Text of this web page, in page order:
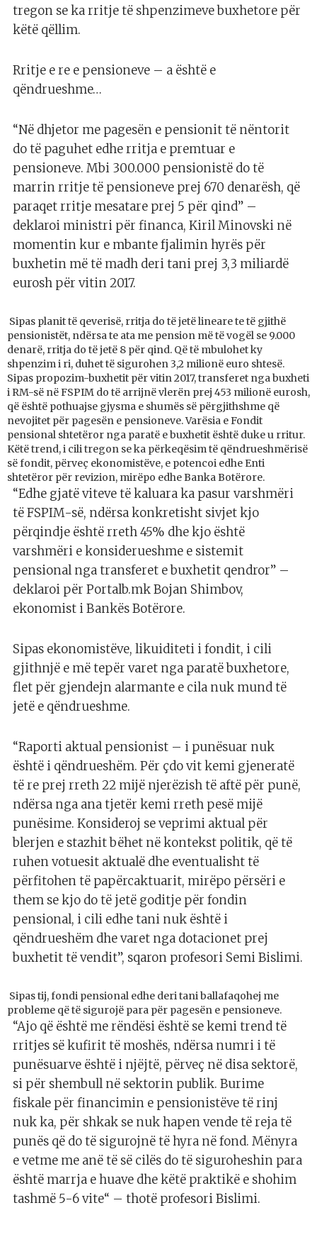
tregon se ka rritje të shpenzimeve buxhetore për
këtë qëllim.
Rritje e re e pensioneve – a është e
qëndrueshme…
“Në dhjetor me pagesën e pensionit të nëntorit
do të paguhet edhe rritja e premtuar e
pensioneve. Mbi 300.000 pensionistë do të
marrin rritje të pensioneve prej 670 denarësh, që
paraqet rritje mesatare prej 5 për qind” –
deklaroi ministri për financa, Kiril Minovski në
momentin kur e mbante fjalimin hyrës për
buxhetin më të madh deri tani prej 3,3 miliardë
eurosh për vitin 2017.
Sipas planit të qeverisë, rritja do të jetë lineare te të gjithë
pensionistët, ndërsa te ata me pension më të vogël se 9.000
denarë, rritja do të jetë 8 për qind. Që të mbulohet ky
shpenzim i ri, duhet të sigurohen 3,2 milionë euro shtesë.
Sipas propozim-buxhetit për vitin 2017, transferet nga buxheti
i RM-së në FSPIM do të arrijnë vlerën prej 453 milionë eurosh,
që është pothuajse gjysma e shumës së përgjithshme që
nevojitet për pagesën e pensioneve. Varësia e Fondit
pensional shtetëror nga paratë e buxhetit është duke u rritur.
Këtë trend, i cili tregon se ka përkeqësim të qëndrueshmërisë
së fondit, përveç ekonomistëve, e potencoi edhe Enti
shtetëror për revizion, mirëpo edhe Banka Botërore.
“Edhe gjatë viteve të kaluara ka pasur varshmëri
të FSPIM-së, ndërsa konkretisht sivjet kjo
përqindje është rreth 45% dhe kjo është
varshmëri e konsiderueshme e sistemit
pensional nga transferet e buxhetit qendror” –
deklaroi për Portalb.mk Bojan Shimbov,
ekonomist i Bankës Botërore.
Sipas ekonomistëve, likuiditeti i fondit, i cili
gjithnjë e më tepër varet nga paratë buxhetore,
flet për gjendejn alarmante e cila nuk mund të
jetë e qëndrueshme.
“Raporti aktual pensionist – i punësuar nuk
është i qëndrueshëm. Për çdo vit kemi gjeneratë
të re prej rreth 22 mijë njerëzish të aftë për punë,
ndërsa nga ana tjetër kemi rreth pesë mijë
punësime. Konsideroj se veprimi aktual për
blerjen e stazhit bëhet në kontekst politik, që të
ruhen votuesit aktualë dhe eventualisht të
përfitohen të papërcaktuarit, mirëpo përsëri e
them se kjo do të jetë goditje për fondin
pensional, i cili edhe tani nuk është i
qëndrueshëm dhe varet nga dotacionet prej
buxhetit të vendit”, sqaron profesori Semi Bislimi.
Sipas tij, fondi pensional edhe deri tani ballafaqohej me
probleme që të sigurojë para për pagesën e pensioneve.
“Ajo që është me rëndësi është se kemi trend të
rritjes së kufirit të moshës, ndërsa numri i të
punësuarve është i njëjtë, përveç në disa sektorë,
si për shembull në sektorin publik. Burime
fiskale për financimin e pensionistëve të rinj
nuk ka, për shkak se nuk hapen vende të reja të
punës që do të sigurojnë të hyra në fond. Mënyra
e vetme me anë të së cilës do të siguroheshin para
është marrja e huave dhe këtë praktikë e shohim
tashmë 5-6 vite“ – thotë profesori Bislimi.